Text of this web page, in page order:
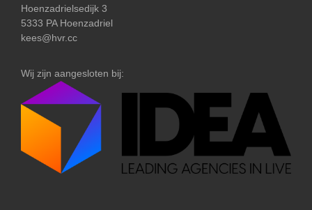
Hoenzadrielsedijk 3
5333 PA Hoenzadriel
kees@hvr.cc
Wij zijn aangesloten bij: